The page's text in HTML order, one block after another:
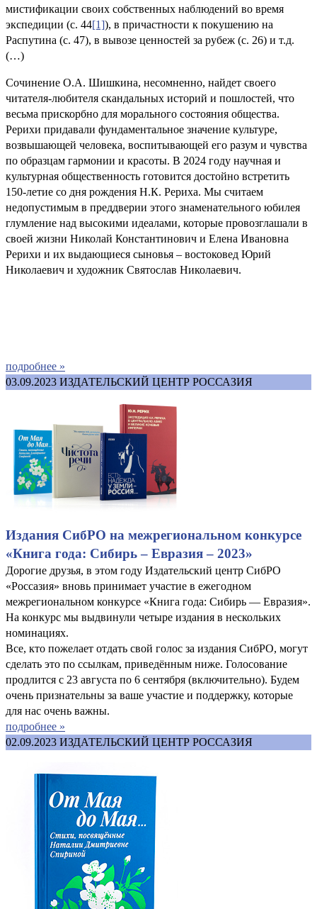
мистификации своих собственных наблюдений во время
экспедиции (с. 44[1]), в причастности к покушению на
Распутина (с. 47), в вывозе ценностей за рубеж (с. 26) и т.д.
(…)
Сочинение О.А. Шишкина, несомненно, найдет своего
читателя-любителя скандальных историй и пошлостей, что
весьма прискорбно для морального состояния общества.
Рерихи придавали фундаментальное значение культуре,
возвышающей человека, воспитывающей его разум и чувства
по образцам гармонии и красоты. В 2024 году научная и
культурная общественность готовится достойно встретить
150-летие со дня рождения Н.К. Рериха. Мы считаем
недопустимым в преддверии этого знаменательного юбилея
глумление над высокими идеалами, которые провозглашали в
своей жизни Николай Константинович и Елена Ивановна
Рерихи и их выдающиеся сыновья – востоковед Юрий
Николаевич и художник Святослав Николаевич.
подробнее »
03.09.2023 ИЗДАТЕЛЬСКИЙ ЦЕНТР РОССАЗИЯ
Издания СибРО на межрегиональном конкурсе
«Книга года: Сибирь – Евразия – 2023»
Дорогие друзья, в этом году Издательский центр СибРО
«Россазия» вновь принимает участие в ежегодном
межрегиональном конкурсе «Книга года: Сибирь — Евразия».
На конкурс мы выдвинули четыре издания в нескольких
номинациях.
Все, кто пожелает отдать свой голос за издания СибРО, могут
сделать это по ссылкам, приведённым ниже. Голосование
продлится с 23 августа по 6 сентября (включительно). Будем
очень признательны за ваше участие и поддержку, которые
для нас очень важны.
подробнее »
02.09.2023 ИЗДАТЕЛЬСКИЙ ЦЕНТР РОССАЗИЯ